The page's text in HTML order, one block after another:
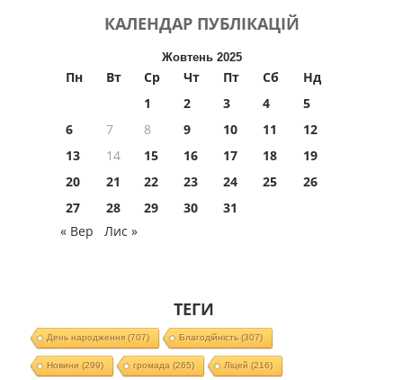
КАЛЕНДАР ПУБЛІКАЦІЙ
Жовтень 2025
Пн Вт Ср Чт Пт Сб
Нд
1
2 3 4
5
6
7 8 9 10 11
12
13
14 15 16 17 18
19
20
21 22 23 24 25
26
27
28 29 30
31
« Вер
Лис »
ТЕГИ
День народження(707) Благодійність(307)
Новини (299) громада (265) Ліцей (216)